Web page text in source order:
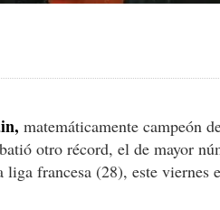
matemáticamente campeón
otro récord, el de mayor
francesa (28), este viernes